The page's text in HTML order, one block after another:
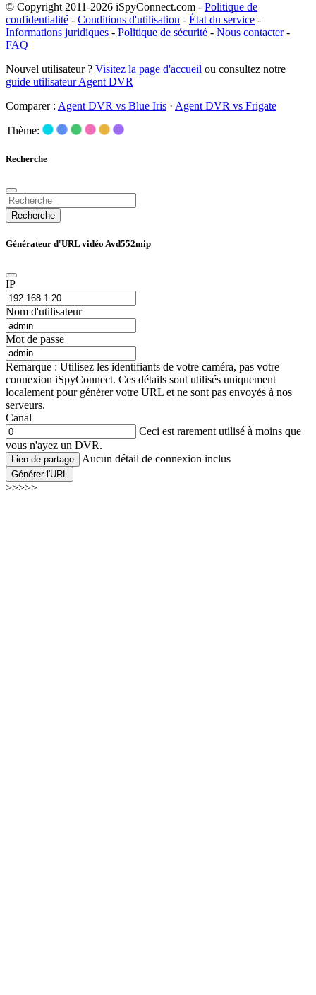
© Copyright 2011-2026 iSpyConnect.com - Politique de
confidentialité - Conditions d'utilisation - État du service -
Informations juridiques - Politique de sécurité - Nous contacter-
FAQ
Nouvel utilisateur ? Visitez la page d'accueil ou consultez notre
guide utilisateur Agent DVR
Comparer : Agent DVR vs Blue Iris · Agent DVR vs Frigate
Thème:
Recherche
Recherche
Générateur d'URL vidéo Avd552mip
IP
Nom d'utilisateur
Mot de passe
Remarque : Utilisez les identifiants de votre caméra, pas votre
connexion iSpyConnect. Ces détails sont utilisés uniquement
localement pour générer votre URL et ne sont pas envoyés à nos
serveurs.
Canal
Ceci est rarement utilisé à moins que
vous n'ayez un DVR.
Lien de partage Aucun détail de connexion inclus
Générer l'URL
>>>>>